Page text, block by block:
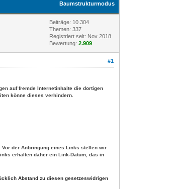
Baumstrukturmodus
Beiträge: 10.304
Themen: 337
Registriert seit: Nov 2018
Bewertung:2.909
#1
auf fremde Internetinhalte die dortigen
könne dieses verhindern.
der Anbringung eines Links stellen wir
erhalten daher ein Link-Datum, das in
Abstand zu diesen gesetzeswidrigen